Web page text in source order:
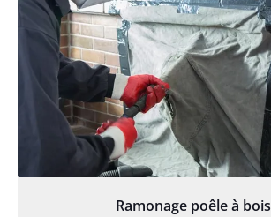
Ramonage poêle à bois